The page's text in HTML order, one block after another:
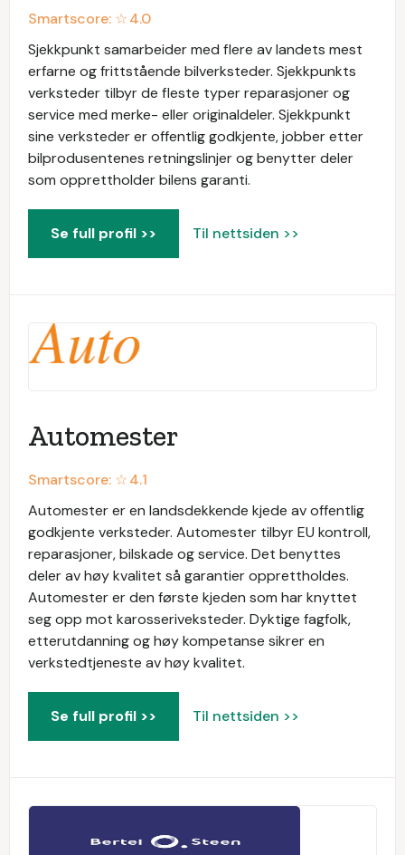
Smartscore: ☆4.0
Sjekkpunkt samarbeider med flere av landets mest
erfarne og frittstående bilverksteder. Sjekkpunkts
verksteder tilbyr de fleste typer reparasjoner og
service med merke- eller originaldeler. Sjekkpunkt
sine verksteder er offentlig godkjente, jobber etter
bilprodusentenes retningslinjer og benytter deler
som opprettholder bilens garanti.
Se full profil >> Til nettsiden >>
Automester
Smartscore: ☆4.1
Automester er en landsdekkende kjede av offentlig
godkjente verksteder. Automester tilbyr EU kontroll,
reparasjoner, bilskade og service. Det benyttes
deler av høy kvalitet så garantier opprettholdes.
Automester er den første kjeden som har knyttet
seg opp mot karosseriveksteder. Dyktige fagfolk,
etterutdanning og høy kompetanse sikrer en
verkstedtjeneste av høy kvalitet.
Se full profil >> Til nettsiden >>